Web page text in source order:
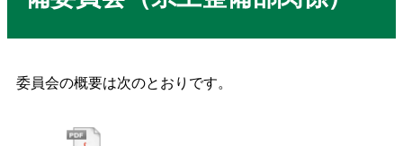
委員会の概要は次のとおりです。